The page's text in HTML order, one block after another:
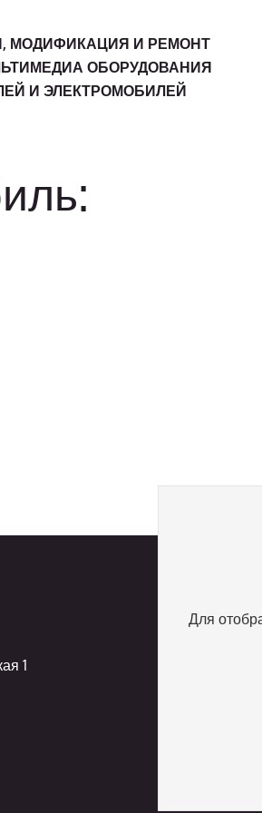
МОДИФИКАЦИЯ И РЕМОНТ
ОБОРУДОВАНИЯ
И ЭЛЕКТРОМОБИЛЕЙ
1
Для